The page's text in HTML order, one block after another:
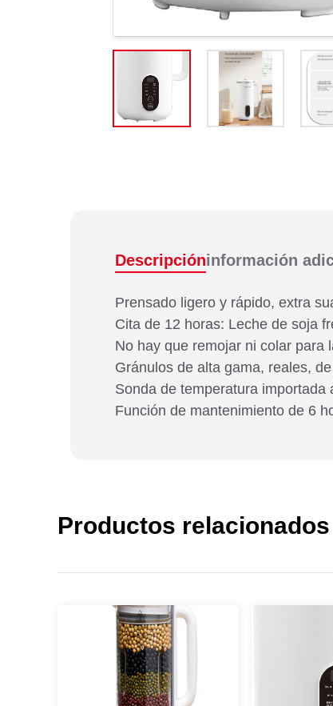
Descripcióninformación
Prensado ligero y rápido, extra
Cita de 12 horas: Leche de soja
No hay que remojar ni colar para
Gránulos de alta gama, reales,
Sonda de temperatura importada
Función de mantenimiento de 6
Productos relacionados